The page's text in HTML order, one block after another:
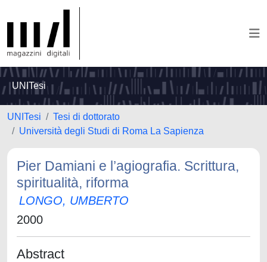
UNITesi
UNITesi
Tesi di dottorato
Università degli Studi di Roma La Sapienza
Pier Damiani e l’agiografia. Scrittura,
spiritualità, riforma
LONGO, UMBERTO
2000
Abstract